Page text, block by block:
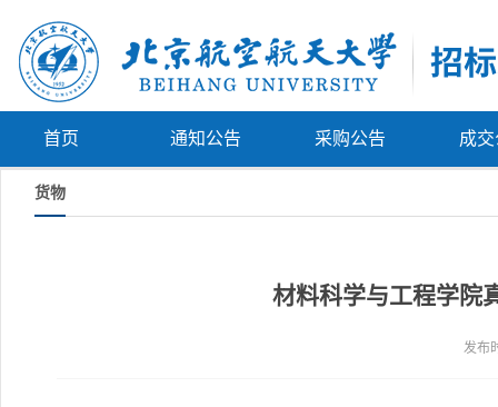
首页 通知公告 采购公告 成
货物
材料科学与工程学院
发布